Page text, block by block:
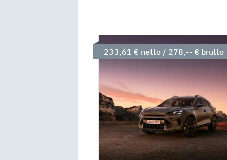
233,61 € netto / 278,-- € brutto